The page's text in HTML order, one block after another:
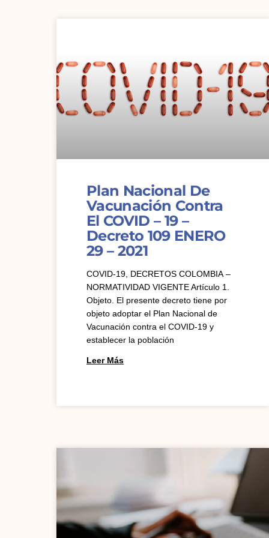
Plan Nacional De
Vacunación Contra
El COVID – 19 –
Decreto 109 ENERO
29 – 2021
COVID-19, DECRETOS COLOMBIA –
NORMATIVIDAD VIGENTE Artículo 1.
Objeto. El presente decreto tiene por
objeto adoptar el Plan Nacional de
Vacunación contra el COVID-19 y
establecer la población
Leer Más